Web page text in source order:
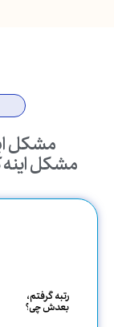
مشکل
مشکل
رتبه گرفتم،
بعدش چی؟